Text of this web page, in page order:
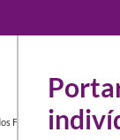
Farmacêuticos1449-04-